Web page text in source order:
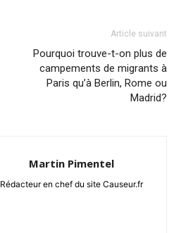
Article suivant
Pourquoi trouve-t-on plus de
campements de migrants à
Paris qu’à Berlin, Rome ou
Madrid?
Martin Pimentel
Rédacteur en chef du site Causeur.fr